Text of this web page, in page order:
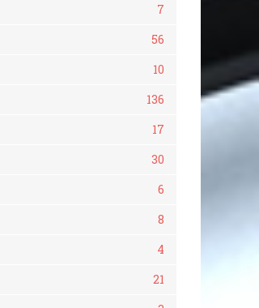
7
56
10
136
17
30
6
8
4
21